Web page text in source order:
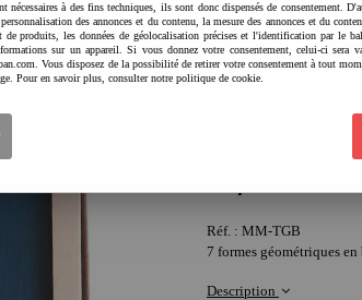
ME AND MINE
Soyez le premier à
28,00€
Réf. : MM-TGB
7 formes géométriques
Description
nécessaires à des fins techniques, ils sont donc dispensés de consentement.
des annonces et du contenu, la mesure des annonces et du
de produits, les données de géolocalisation précises et l'identification par le
sur un appareil. Si vous donnez votre consentement, celui-ci sera
Vous disposez de la possibilité de retirer votre consentement à tout
Pour en savoir plus, consulter notre politique de cookie.